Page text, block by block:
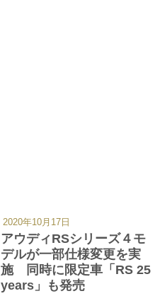
アウディRSシリーズ４モ
デルが一部仕様変更を実
施 同時に限定車「RS 25
years」も発売
2020年10月17日